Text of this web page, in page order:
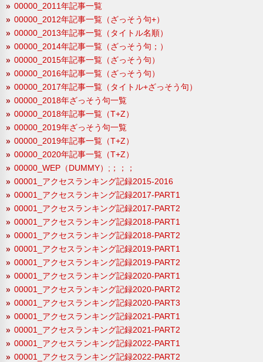
00000_2011年記事一覧
00000_2012年記事一覧（ざっそう句+）
00000_2013年記事一覧（タイトル名順）
00000_2014年記事一覧（ざっそう句；）
00000_2015年記事一覧（ざっそう句）
00000_2016年記事一覧（ざっそう句）
00000_2017年記事一覧（タイトル+ざっそう句）
00000_2018年ざっそう句一覧
00000_2018年記事一覧（T+Z）
00000_2019年ざっそう句一覧
00000_2019年記事一覧（T+Z）
00000_2020年記事一覧（T+Z）
00000_WEP（DUMMY）;；；；
00001_アクセスランキング記録2015-2016
00001_アクセスランキング記録2017-PART1
00001_アクセスランキング記録2017-PART2
00001_アクセスランキング記録2018-PART1
00001_アクセスランキング記録2018-PART2
00001_アクセスランキング記録2019-PART1
00001_アクセスランキング記録2019-PART2
00001_アクセスランキング記録2020-PART1
00001_アクセスランキング記録2020-PART2
00001_アクセスランキング記録2020-PART3
00001_アクセスランキング記録2021-PART1
00001_アクセスランキング記録2021-PART2
00001_アクセスランキング記録2022-PART1
00001_アクセスランキング記録2022-PART2